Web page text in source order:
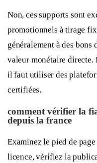
Non, ces supports sont
promotionnels à tirage
généralement à des bons
valeur monétaire directe.
il faut utiliser des
certifiées.
comment vérifier la
depuis la france
Examinez le pied de
licence, vérifiez la